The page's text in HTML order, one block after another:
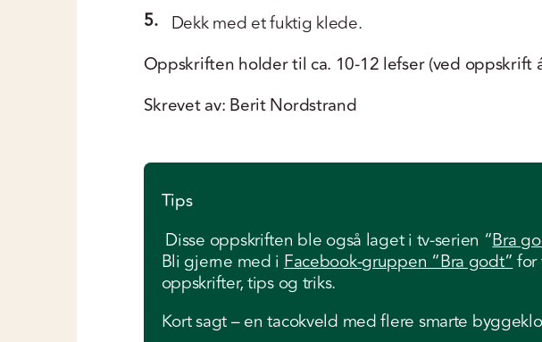
5. Dekk med et fuktig klede.
Oppskriften holder til ca. 10-12 lefser (ved oppskrift
Skrevet av: Berit Nordstrand
Tips
Disse oppskriften ble også laget i tv-serien “Bra
Bli gjerne med iFacebook-gruppen “Bra godt”for
oppskrifter, tips og triks.
Kort sagt – en tacokveld med flere smarte